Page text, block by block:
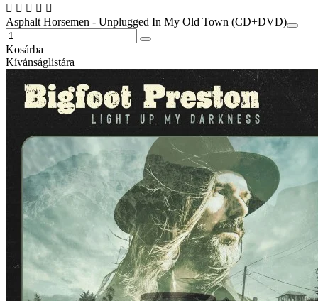
Asphalt Horsemen - Unplugged In My Old Town (CD+DVD)
Kosárba
Kívánságlistára